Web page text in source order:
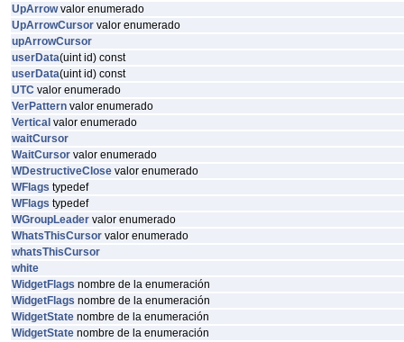
UpArrowvalor enumerado
UpArrowCursor valor enumerado
upArrowCursor
userData(uint id) const
userData(uint id) const
UTC valor enumerado
VerPattern valor enumerado
Vertical valor enumerado
waitCursor
WaitCursor valor enumerado
WDestructiveClose valor enumerado
WFlags typedef
WFlags typedef
WGroupLeader valor enumerado
WhatsThisCursor valor enumerado
whatsThisCursor
white
WidgetFlags nombre de la enumeración
WidgetFlags nombre de la enumeración
WidgetState nombre de la enumeración
WidgetState nombre de la enumeración